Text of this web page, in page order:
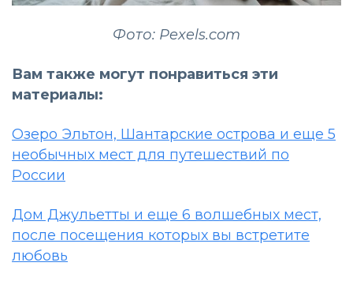
Фото: Pexels.com
Вам также могут понравиться эти
материалы:
Озеро Эльтон, Шантарские острова и еще 5
необычных мест для путешествий по
России
Дом Джульетты и еще 6 волшебных мест,
после посещения которых вы встретите
любовь